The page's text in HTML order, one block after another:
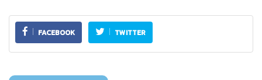
FACEBOOK TWITTER